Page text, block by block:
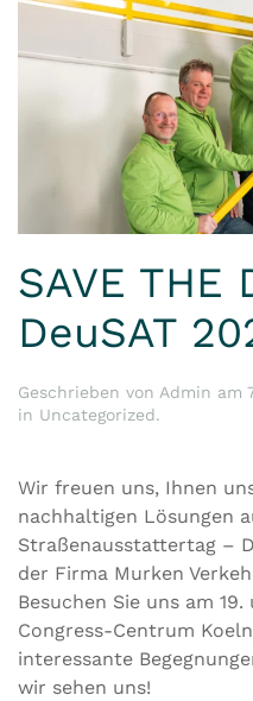
SAVE THE
DeuSAT
Geschrieben von Admin am
in Uncategorized.
Wir freuen uns, Ihnen
nachhaltigen Lösungen
Straßenausstattertag –
der Firma Murken
Besuchen Sie uns am
Congress-Centrum
interessante
wir sehen uns!